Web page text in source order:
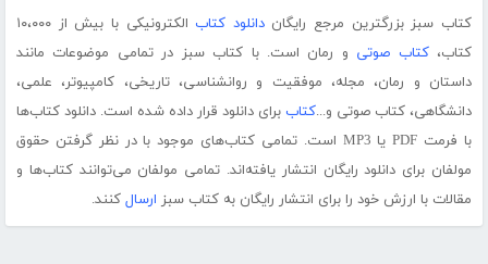
کتاب سبز بزرگترین مرجع رایگاندانلود کتاب
الکترونیکی با بیش از ۱۰،۰۰۰
کتاب،کتاب صوتی و رمان است. با کتاب سبز در تمامی موضوعات مانند
داستان و رمان، مجله، موفقیت و روانشناسی، تاریخی، کامپیوتر، علمی،
دانشگاهی، کتاب صوتی و...کتاب برای دانلود قرار داده شده است. دانلود کتاب‌ها
با فرمت PDF یا MP3 است. تمامی کتاب‌های موجود با در نظر گرفتن حقوق
مولفان برای دانلود رایگان انتشار یافته‌اند. تمامی مولفان می‌توانند کتاب‌ها و
مقالات با ارزش خود را برای انتشار رایگان به کتاب سبز ارسال کنند.